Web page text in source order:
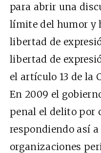
para abrir una
límite del humor y
libertad de
libertad de
el artículo 13 de la
En 2009 el
penal el delito por
respondiendo así
organizaciones